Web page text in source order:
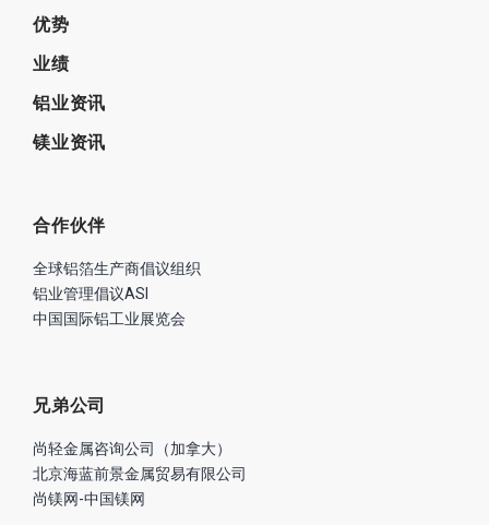
优势
业绩
铝业资讯
镁业资讯
合作伙伴
全球铝箔生产商倡议组织
铝业管理倡议ASI
中国国际铝工业展览会
兄弟公司
尚轻金属咨询公司（加拿大）
北京海蓝前景金属贸易有限公司
尚镁网-中国镁网